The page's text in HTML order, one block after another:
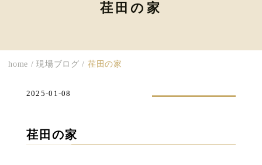
荏田の家
home /現場ブログ / 荏田の家
荏田の家
2025-01-08